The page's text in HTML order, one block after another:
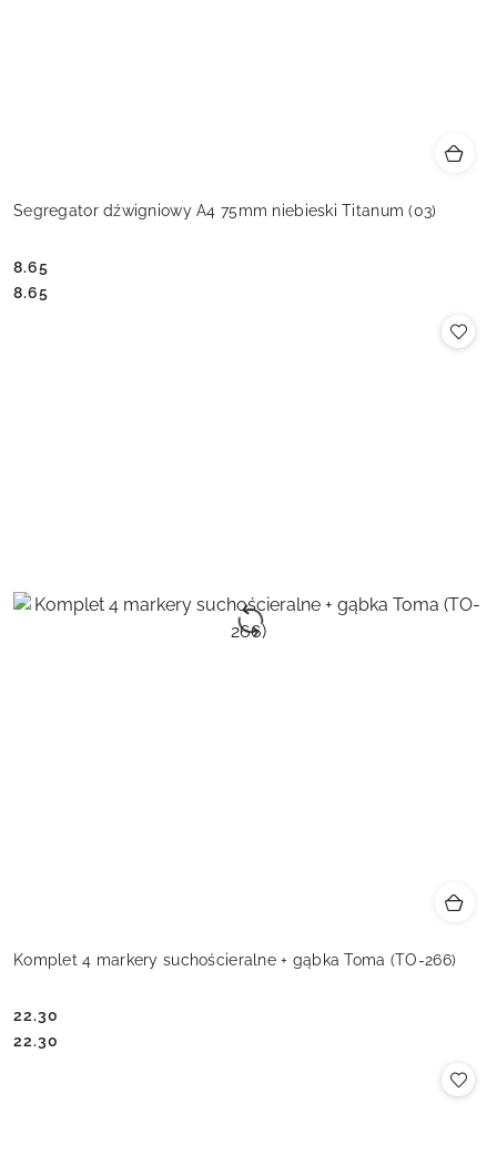
Segregator dźwigniowy A4 75mm niebieski Titanum (03)
Cena:
8.65
Cena:
8.65
Komplet 4 markery suchościeralne + gąbka Toma (TO-266)
Cena:
22.30
Cena:
22.30